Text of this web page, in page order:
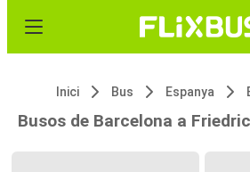
Inici Bus Espanya
Busos de Barcelona a